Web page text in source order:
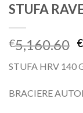
STUFA
€5,160.60 €
STUFA HRV 140
BRACIERE